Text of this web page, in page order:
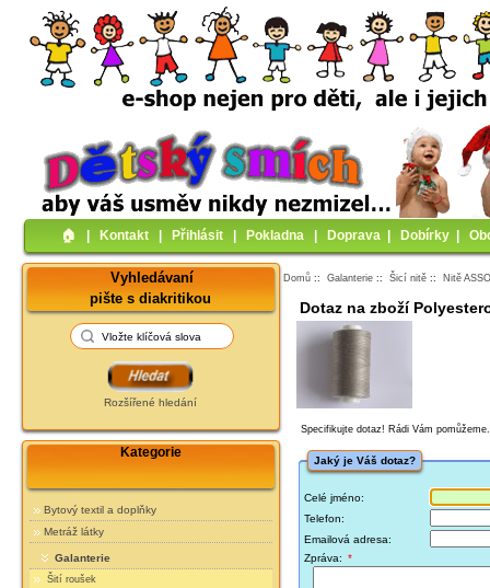
🏠︎ Kontakt Přihlásit Pokladna Doprava Dobírky
Vyhledávaní
pište s diakritikou
Rozšířené hledání
Kategorie
Bytový textil a doplňky
Metráž látky
Galanterie
Šití roušek
Domů ::Galanterie ::Šicí nitě :: Nitě
Dotaz na zboží
Specifikujte dotaz! Rádi Vám pomůžeme.
Jaký je Váš dotaz?
Celé jméno:
Telefon:
Emailová adresa:
Zpráva: *